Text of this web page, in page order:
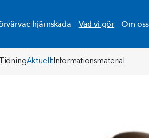
hjärnskada Vad vi gör Om oss
Aktuellt Informationsmaterial